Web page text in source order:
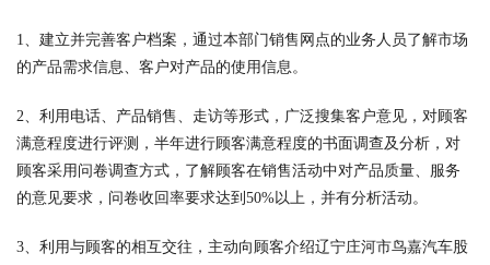
1、建立并完善客户档案，通过本部门销售网点的业务人员了解市场
的产品需求信息、客户对产品的使用信息。
2、利用电话、产品销售、走访等形式，广泛搜集客户意见，对顾客
满意程度进行评测，半年进行顾客满意程度的书面调查及分析，对
顾客采用问卷调查方式，了解顾客在销售活动中对产品质量、服务
的意见要求，问卷收回率要求达到50%以上，并有分析活动。
3、利用与顾客的相互交往，主动向顾客介绍辽宁庄河市鸟嘉汽车股